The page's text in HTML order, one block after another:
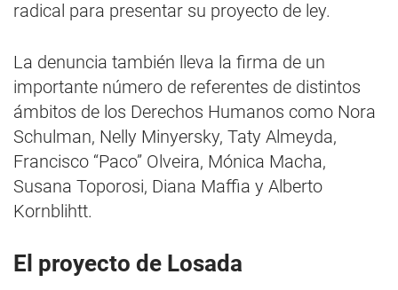
radical para presentar su proyecto de ley.
La denuncia también lleva la firma de un
importante número de referentes de distintos
ámbitos de los Derechos Humanos como Nora
Schulman, Nelly Minyersky, Taty Almeyda,
Francisco “Paco” Olveira, Mónica Macha,
Susana Toporosi, Diana Maffia y Alberto
Kornblihtt.
El proyecto de Losada